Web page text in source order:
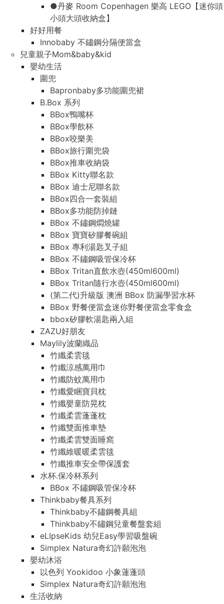
●丹麥 Room Copenhagen 樂高 LEGO【迷你頭
小頭大頭收納盒】
好好用餐
Innobaby 不鏽鋼分隔便當盒
兒童親子Mom&baby&kid
嬰幼生活
圍兜
Bapronbaby多功能圍兜裙
B.Box 系列
BBox鴨嘴杯
BBox學飲杯
BBox咬樂美
BBox旅行圍兜袋
BBox推車收納袋
BBox Kitty聯名款
BBox 迪士尼聯名款
BBox四合一套裝組
BBox多功能防掉鏈
BBox 不鏽鋼燜燒罐
BBox 寶寶矽膠餐碗組
BBox 專利湯匙叉子組
BBox 不鏽鋼吸管保冷杯
BBox Tritan直飲水壺(450ml600ml)
BBox Tritan隨行水壺(450ml600ml)
(第二代)升級版 澳洲 BBox 防漏學習水杯
BBox 野餐便當盒迷你野餐便當盒零食盒
bbox矽膠軟湯匙兩入組
ZAZU好朋友
Maylily波蘭織品
竹纖柔雲毯
竹纖涼感萬用巾
竹纖防蚊萬用巾
竹纖愛睏寶貝枕
竹纖嬰童防晃枕
竹纖柔雲蓬蓬枕
竹纖雙面推車墊
竹纖柔雲雙面睡窩
竹纖維暖暖柔雲毯
竹纖推車安全帶保護套
水杯.保冷杯系列
BBox 不鏽鋼吸管保冷杯
Thinkbaby餐具系列
Thinkbaby不鏽鋼餐具組
Thinkbaby不鏽鋼兒童餐盤套組
eLIpseKids 幼兒Easy學習吸盤碗
Simplex Natura奇幻許願泡泡
嬰幼沐浴
以色列 Yookidoo 小象蓮蓬頭
Simplex Natura奇幻許願泡泡
生活收納